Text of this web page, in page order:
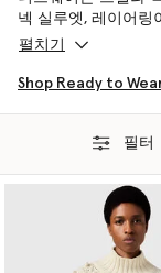
넥 실루엣, 레이어링
스웨터와 같이 수작업으로 완성된 모든 제품은 앞으로 수십 년간 사
사회적으로 가장 엄
펼치기
Shop Ready to
필터